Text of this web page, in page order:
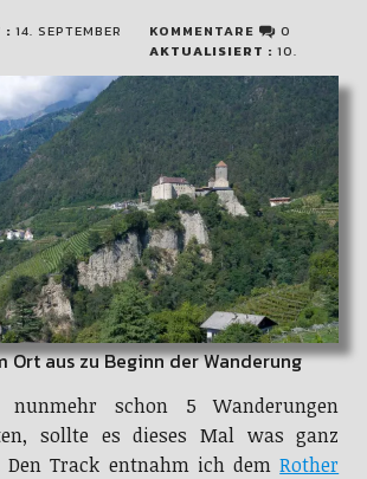
: 14. SEPTEMBER
KOMMENTARE
0
AKTUALISIERT :10.
aus zu Beginn der Wanderung
schon 5 Wanderungen
sollte es dieses Mal was ganz
Den Track entnahm ich demRother